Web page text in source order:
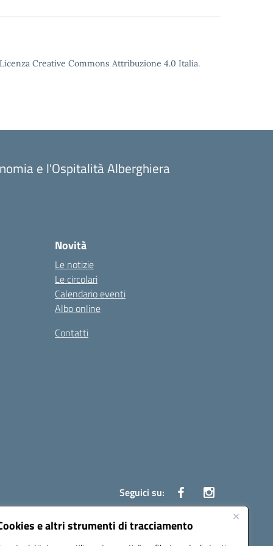
e altri strumenti di tracciamento
Creative Commons Attribuzione 4.0 Italia.
e l'Ospitalità Alberghiera
Novità
Le notizie
Le circolari
Calendario eventi
Albo online
Contatti
Seguici su: